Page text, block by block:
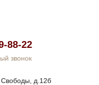
88-22
звонок
Свободы, д.12б